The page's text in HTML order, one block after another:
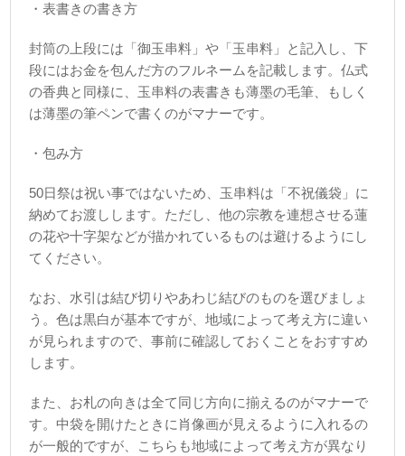
・表書きの書き方
封筒の上段には「御玉串料」や「玉串料」と記入し、下
段にはお金を包んだ方のフルネームを記載します。仏式
の香典と同様に、玉串料の表書きも薄墨の毛筆、もしく
は薄墨の筆ペンで書くのがマナーです。
・包み方
50日祭は祝い事ではないため、玉串料は「不祝儀袋」に
納めてお渡しします。ただし、他の宗教を連想させる蓮
の花や十字架などが描かれているものは避けるようにし
てください。
なお、水引は結び切りやあわじ結びのものを選びましょ
う。色は黒白が基本ですが、地域によって考え方に違い
が見られますので、事前に確認しておくことをおすすめ
します。
また、お札の向きは全て同じ方向に揃えるのがマナーで
す。中袋を開けたときに肖像画が見えるように入れるの
が一般的ですが、こちらも地域によって考え方が異なり